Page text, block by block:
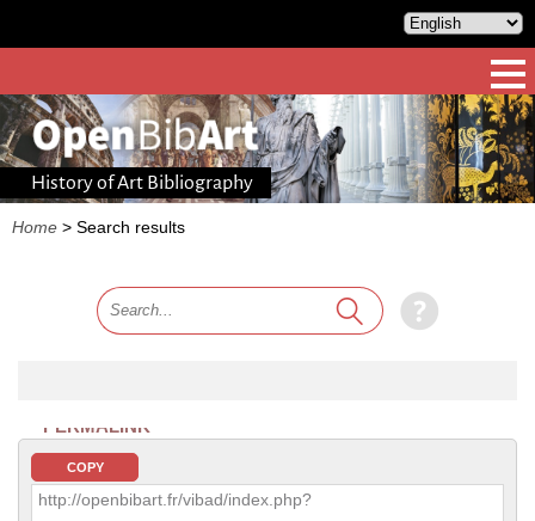
History of Art Bibliography
Home > Search results
PERMALINK
COPY
http://openbibart.fr/vibad/index.php?